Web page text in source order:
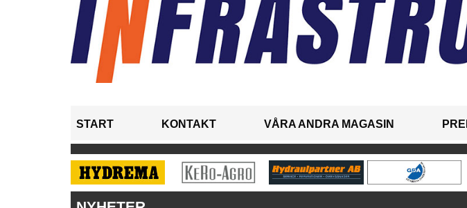
START KONTAKT VÅRA ANDRA MAGASIN